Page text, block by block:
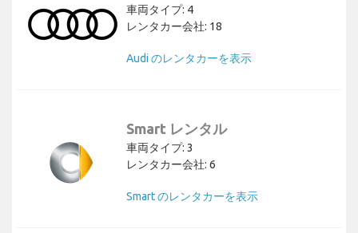
車両タイプ: 4
レンタカー会社: 18
Audi のレンタカーを表示
Smart レンタル
車両タイプ: 3
レンタカー会社: 6
Smart のレンタカーを表示